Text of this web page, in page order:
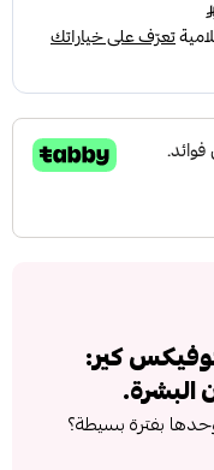
كير:
البشرة.
بفترة بسيطة؟